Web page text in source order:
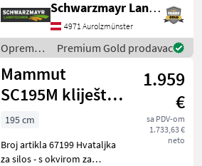
13% PDV-a Prodajni tim
tvrtke Schwarzmayr rado će
vam pokazati opremu/stroj
i moli
Schwarzmayr Landtechnik GmbH - Aurolzmünster
4971 Aurolzmünster
Oprema
za
hranidbu
životinja /
Mammut
Premium Gold prodavac
Mammut
SC195M kliješta
za silose
1.959
€
sa PDV-om
1.733,63 €
neto
195 cm
Broj artikla 67199 Hvataljka
za silos - s okvirom za